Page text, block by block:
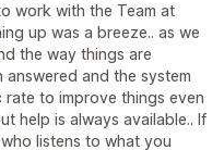
work with the Team at
up was a breeze.. as we
the way things are
and the system
to improve things even
help is always available.. If
listens to what you